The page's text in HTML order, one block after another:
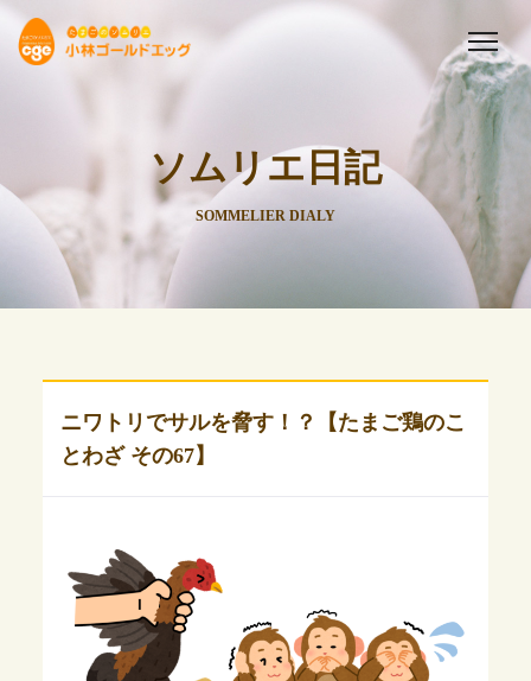
ソムリエ日記
SOMMELIER DIALY
ニワトリでサルを脅す！？【たまご鶏のこ
とわざ その67】